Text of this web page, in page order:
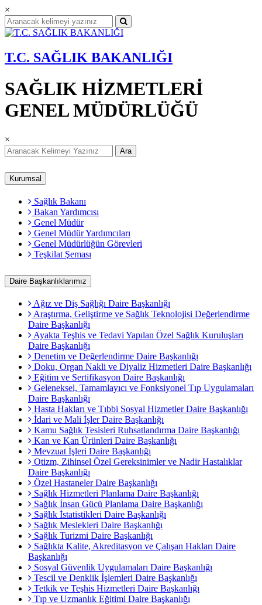
×
T.C. SAĞLIK BAKANLIĞI
SAĞLIK HİZMETLERİ
GENEL MÜDÜRLÜĞÜ
×
Ara
Kurumsal
Sağlık Bakanı
Bakan Yardımcısı
Genel Müdür
Genel Müdür Yardımcıları
Genel Müdürlüğün Görevleri
Teşkilat Şeması
Daire Başkanlıklarımız
Ağız ve Diş Sağlığı Daire Başkanlığı
Araştırma, Geliştirme ve Sağlık Teknolojisi Değerlendirme
Daire Başkanlığı
Ayakta Teşhis ve Tedavi Yapılan Özel Sağlık Kuruluşları
Daire Başkanlığı
Denetim ve Değerlendirme Daire Başkanlığı
Doku, Organ Nakli ve Diyaliz Hizmetleri Daire Başkanlığı
Eğitim ve Sertifikasyon Daire Başkanlığı
Geleneksel, Tamamlayıcı ve Fonksiyonel Tıp Uygulamaları
Daire Başkanlığı
Hasta Hakları ve Tıbbi Sosyal Hizmetler Daire Başkanlığı
İdari ve Mali İşler Daire Başkanlığı
Kamu Sağlık Tesisleri Ruhsatlandırma Daire Başkanlığı
Kan ve Kan Ürünleri Daire Başkanlığı
Mevzuat İşleri Daire Başkanlığı
Otizm, Zihinsel Özel Gereksinimler ve Nadir Hastalıklar
Daire Başkanlığı
Özel Hastaneler Daire Başkanlığı
Sağlık Hizmetleri Planlama Daire Başkanlığı
Sağlık İnsan Gücü Planlama Daire Başkanlığı
Sağlık İstatistikleri Daire Başkanlığı
Sağlık Meslekleri Daire Başkanlığı
Sağlık Turizmi Daire Başkanlığı
Sağlıkta Kalite, Akreditasyon ve Çalışan Hakları Daire
Başkanlığı
Sosyal Güvenlik Uygulamaları Daire Başkanlığı
Tescil ve Denklik İşlemleri Daire Başkanlığı
Tetkik ve Teşhis Hizmetleri Daire Başkanlığı
Tıp ve Uzmanlık Eğitimi Daire Başkanlığı